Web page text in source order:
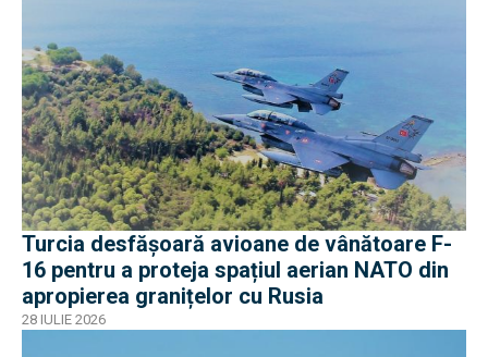
Turcia desfășoară avioane de vânătoare F-
16 pentru a proteja spațiul aerian NATO din
apropierea granițelor cu Rusia
28 IULIE 2026